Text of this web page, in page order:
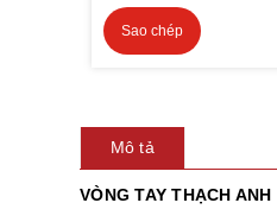
Sao chép
Mô tả
VÒNG TAY THẠCH ANH